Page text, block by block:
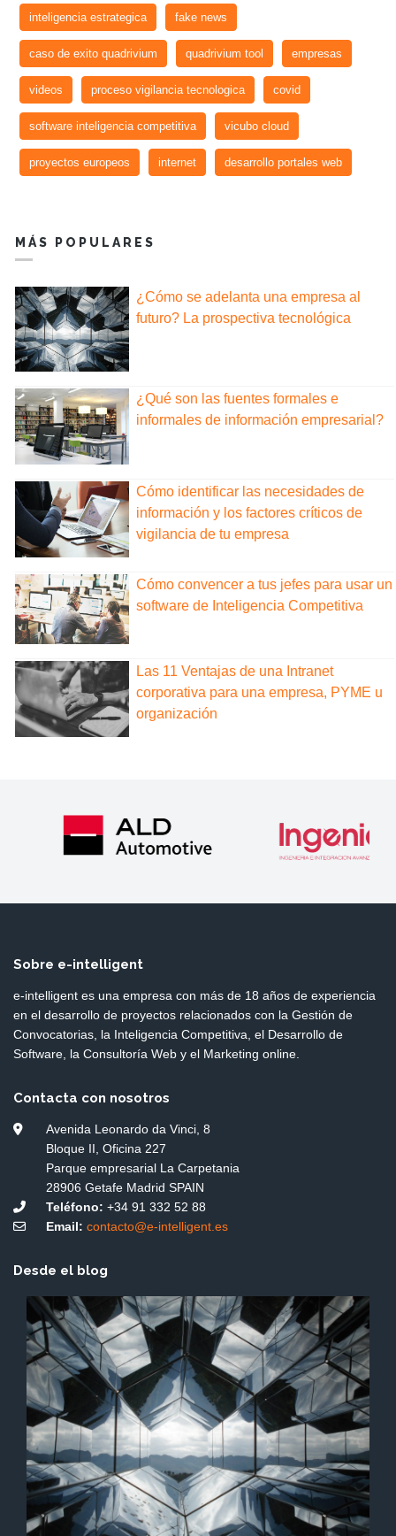
inteligencia estrategica fake news
caso de exito quadrivium quadrivium tool empresas
videos proceso vigilancia tecnologica covid
software inteligencia competitiva vicubo cloud
proyectos europeos internet desarrollo portales web
MÁS POPULARES
¿Cómo se adelanta una empresa al
futuro? La prospectiva tecnológica
¿Qué son las fuentes formales e
informales de información empresarial?
Cómo identificar las necesidades de
información y los factores críticos de
vigilancia de tu empresa
Cómo convencer a tus jefes para usar un
software de Inteligencia Competitiva
Las 11 Ventajas de una Intranet
corporativa para una empresa, PYME u
organización
Sobre e-intelligent
e-intelligent es una empresa con más de 18 años de experiencia
en el desarrollo de proyectos relacionados con la Gestión de
Convocatorias, la Inteligencia Competitiva, el Desarrollo de
Software, la Consultoría Web y el Marketing online.
Contacta con nosotros
Avenida Leonardo da Vinci, 8
Bloque II, Oficina 227
Parque empresarial La Carpetania
28906 Getafe Madrid SPAIN
Teléfono: +34 91 332 52 88
Email: contacto@e-intelligent.es
Desde el blog